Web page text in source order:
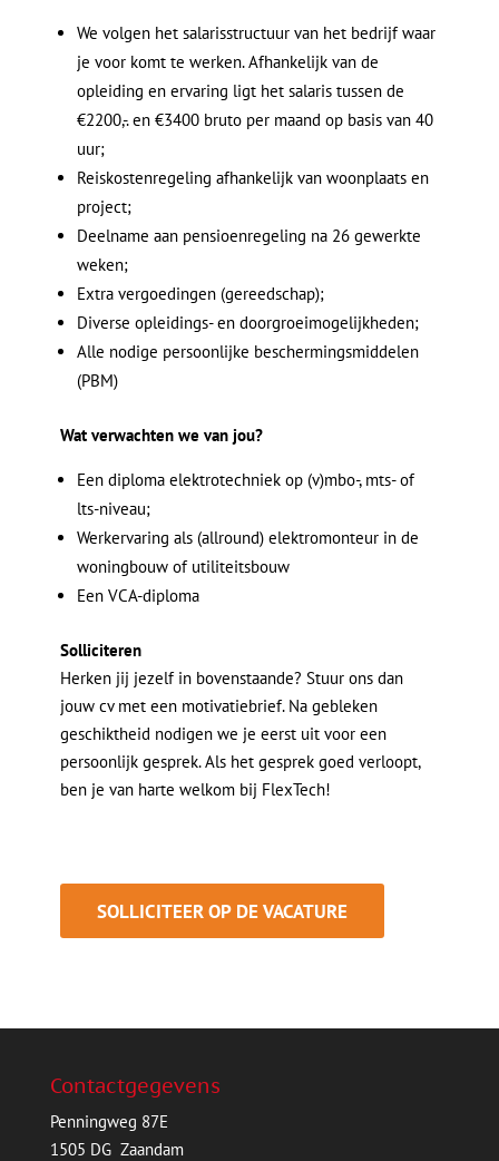
We volgen het salarisstructuur van het bedrijf waar
je voor komt te werken. Afhankelijk van de
opleiding en ervaring ligt het salaris tussen de
€2200,-. en €3400 bruto per maand op basis van 40
uur;
Reiskostenregeling afhankelijk van woonplaats en
project;
Deelname aan pensioenregeling na 26 gewerkte
weken;
Extra vergoedingen (gereedschap);
Diverse opleidings- en doorgroeimogelijkheden;
Alle nodige persoonlijke beschermingsmiddelen
(PBM)
Wat verwachten we van jou?
Een diploma elektrotechniek op (v)mbo-, mts- of
lts-niveau;
Werkervaring als (allround) elektromonteur in de
woningbouw of utiliteitsbouw
Een VCA-diploma
Solliciteren
Herken jij jezelf in bovenstaande? Stuur ons dan
jouw cv met een motivatiebrief. Na gebleken
geschiktheid nodigen we je eerst uit voor een
persoonlijk gesprek. Als het gesprek goed verloopt,
ben je van harte welkom bij FlexTech!
Contactgegevens
Penningweg 87E
1505 DG Zaandam